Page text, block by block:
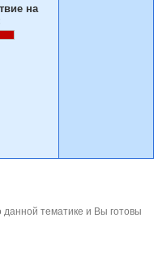
на
тематике и Вы готовы